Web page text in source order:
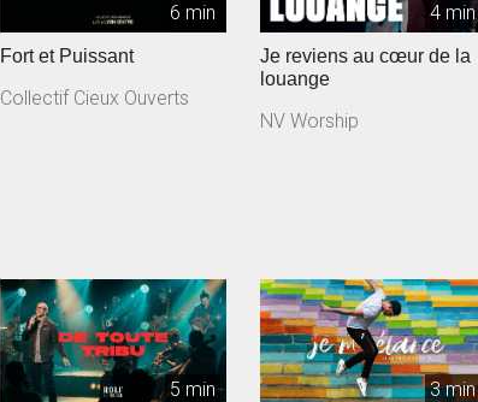
6 min
Fort et Puissant
Collectif Cieux Ouverts
4 min
Je reviens au cœur de la
louange
NV Worship
5 min 3 min